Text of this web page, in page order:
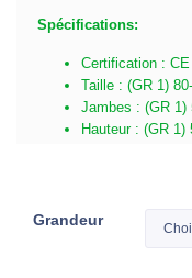
Spécifications:
Certification :
Taille : (GR 1)
Jambes : (GR 1)
Hauteur : (GR 1)
Grandeur